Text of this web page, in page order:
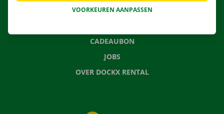
VEELGESTELDE VRAGEN
CADEAUBON
JOBS
OVER DOCKX RENTAL
VOORKEUREN AANPASSEN